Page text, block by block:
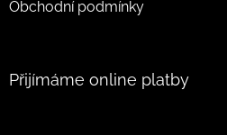
Obchodní podmínky
Přijímáme online platby